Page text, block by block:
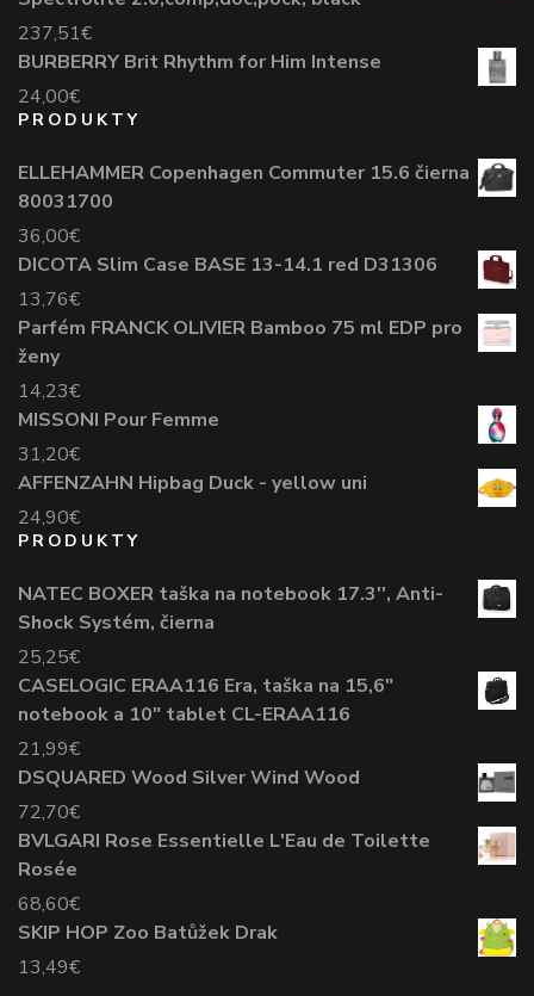
237,51€
BURBERRY Brit Rhythm for Him Intense
24,00€
PRODUKTY
ELLEHAMMER Copenhagen Commuter 15.6 čierna
80031700
36,00€
DICOTA Slim Case BASE 13-14.1 red D31306
13,76€
Parfém FRANCK OLIVIER Bamboo 75 ml EDP pro
ženy
14,23€
MISSONI Pour Femme
31,20€
AFFENZAHN Hipbag Duck - yellow uni
24,90€
PRODUKTY
NATEC BOXER taška na notebook 17.3'', Anti-
Shock Systém, čierna
25,25€
CASELOGIC ERAA116 Era, taška na 15,6"
notebook a 10" tablet CL-ERAA116
21,99€
DSQUARED Wood Silver Wind Wood
72,70€
BVLGARI Rose Essentielle L'Eau de Toilette
Rosée
68,60€
SKIP HOP Zoo Batůžek Drak
13,49€